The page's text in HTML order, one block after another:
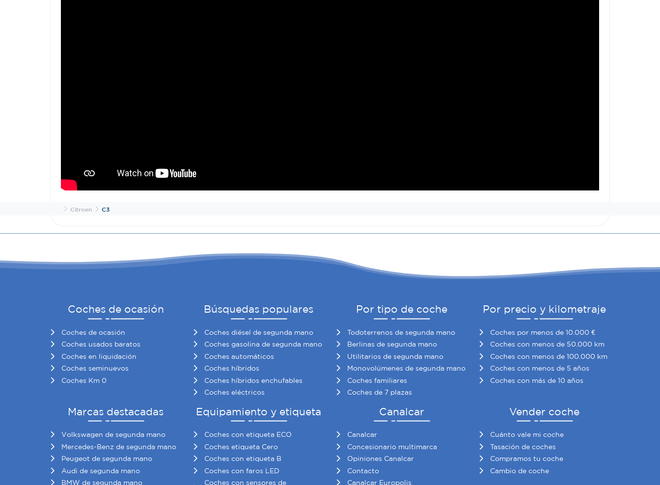
InicioCitroen C3
Coches de ocasión
Coches de ocasión
Coches usados baratos
Coches en liquidación
Coches seminuevos
Coches Km 0
Búsquedas populares
Coches diésel de segunda mano
Coches gasolina de segunda mano
Coches automáticos
Coches híbridos
Coches híbridos enchufables
Coches eléctricos
Por tipo de coche
Todoterrenos de segunda mano
Berlinas de segunda mano
Utilitarios de segunda mano
Monovolúmenes de segunda mano
Coches familiares
Coches de 7 plazas
Por precio y kilometraje
Coches por menos de 10.000 €
Coches con menos de 50.000 km
Coches con menos de 100.000 km
Coches con menos de 5 años
Coches con más de 10 años
Marcas destacadas
Volkswagen de segunda mano
Mercedes-Benz de segunda mano
Peugeot de segunda mano
Audi de segunda mano
BMW de segunda mano
Equipamiento y etiqueta
Coches con etiqueta ECO
Coches etiqueta Cero
Coches con etiqueta B
Coches con faros LED
Coches con sensores de
Canalcar
Canalcar
Concesionario multimarca
Opiniones Canalcar
Contacto
Canalcar Europolis
Vender coche
Cuánto vale mi coche
Tasación de coches
Compramos tu coche
Cambio de coche